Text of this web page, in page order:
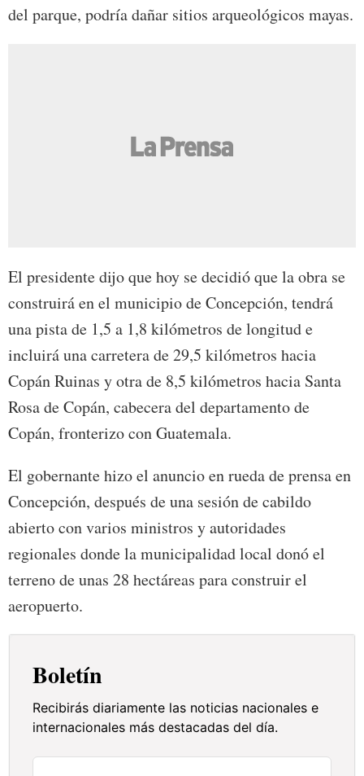
del parque, podría dañar sitios arqueológicos mayas.
El presidente dijo que hoy se decidió que la obra se
construirá en el municipio de Concepción, tendrá
una pista de 1,5 a 1,8 kilómetros de longitud e
incluirá una carretera de 29,5 kilómetros hacia
Copán Ruinas y otra de 8,5 kilómetros hacia Santa
Rosa de Copán, cabecera del departamento de
Copán, fronterizo con Guatemala.
El gobernante hizo el anuncio en rueda de prensa en
Concepción, después de una sesión de cabildo
abierto con varios ministros y autoridades
regionales donde la municipalidad local donó el
terreno de unas 28 hectáreas para construir el
aeropuerto.
Boletín
Recibirás diariamente las noticias nacionales e
internacionales más destacadas del día.